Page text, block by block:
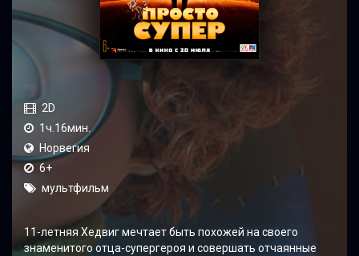
2D
1ч.16мин.
Норвегия
6+
мультфильм
11-летняя Хедвиг мечтает быть похожей на своего
знаменитого отца-супергероя и совершать отчаянные